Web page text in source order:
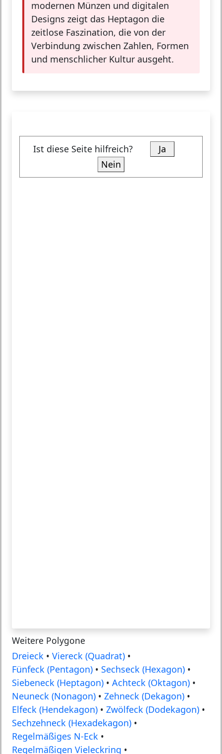
modernen Münzen und digitalen
Designs zeigt das Heptagon die
zeitlose Faszination, die von der
Verbindung zwischen Zahlen, Formen
und menschlicher Kultur ausgeht.
Ist diese Seite hilfreich?
Ja
Nein
Weitere Polygone
Dreieck • Viereck (Quadrat) •
Fünfeck (Pentagon) • Sechseck (Hexagon) •
Siebeneck (Heptagon) • Achteck (Oktagon) •
Neuneck (Nonagon) • Zehneck (Dekagon) •
Elfeck (Hendekagon) • Zwölfeck (Dodekagon) •
Sechzehneck (Hexadekagon) •
Regelmäßiges N-Eck •
Regelmäßigen Vieleckring •